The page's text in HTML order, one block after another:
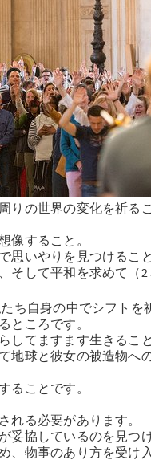
りの世界の変化を祈る
像すること。
思いやりを見つけること
して平和を求めて（2
ち自身の中でシフトを
ところです。
してますます生きるこ
地球と彼女の被造物へ
ることです。
れる必要があります。
協しているのを見つ
、物事のあり方を受